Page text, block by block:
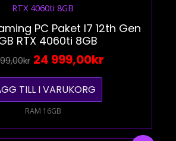
PC Paket I7 12th Gen
RTX 4060ti 8GB
Kr
Priset
Var:
27
999,00kr.
24 999,00Kr
Är:
999,00kr.
TILL I VARUKORG
RAM 16GB